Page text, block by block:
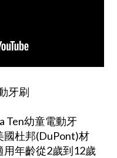
牙刷
Ten幼童電動牙
國杜邦(DuPont)材
用年齡從2歲到12歲